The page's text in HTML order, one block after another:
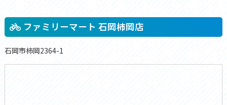
ファミリーマート 石岡柿岡店
石岡市柿岡2364-1